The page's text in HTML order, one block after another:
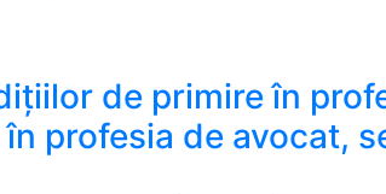
de primire în
profesia de avocat,